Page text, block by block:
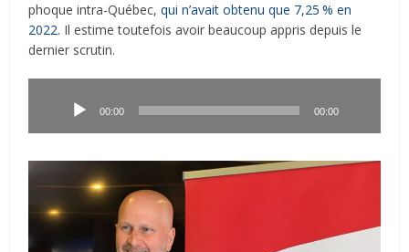
phoque intra-Québec,qui n’avait obtenu que 7,25 .% en
2022. Il estime toutefois avoir beaucoup appris depuis le
dernier scrutin.
00:00 00:00